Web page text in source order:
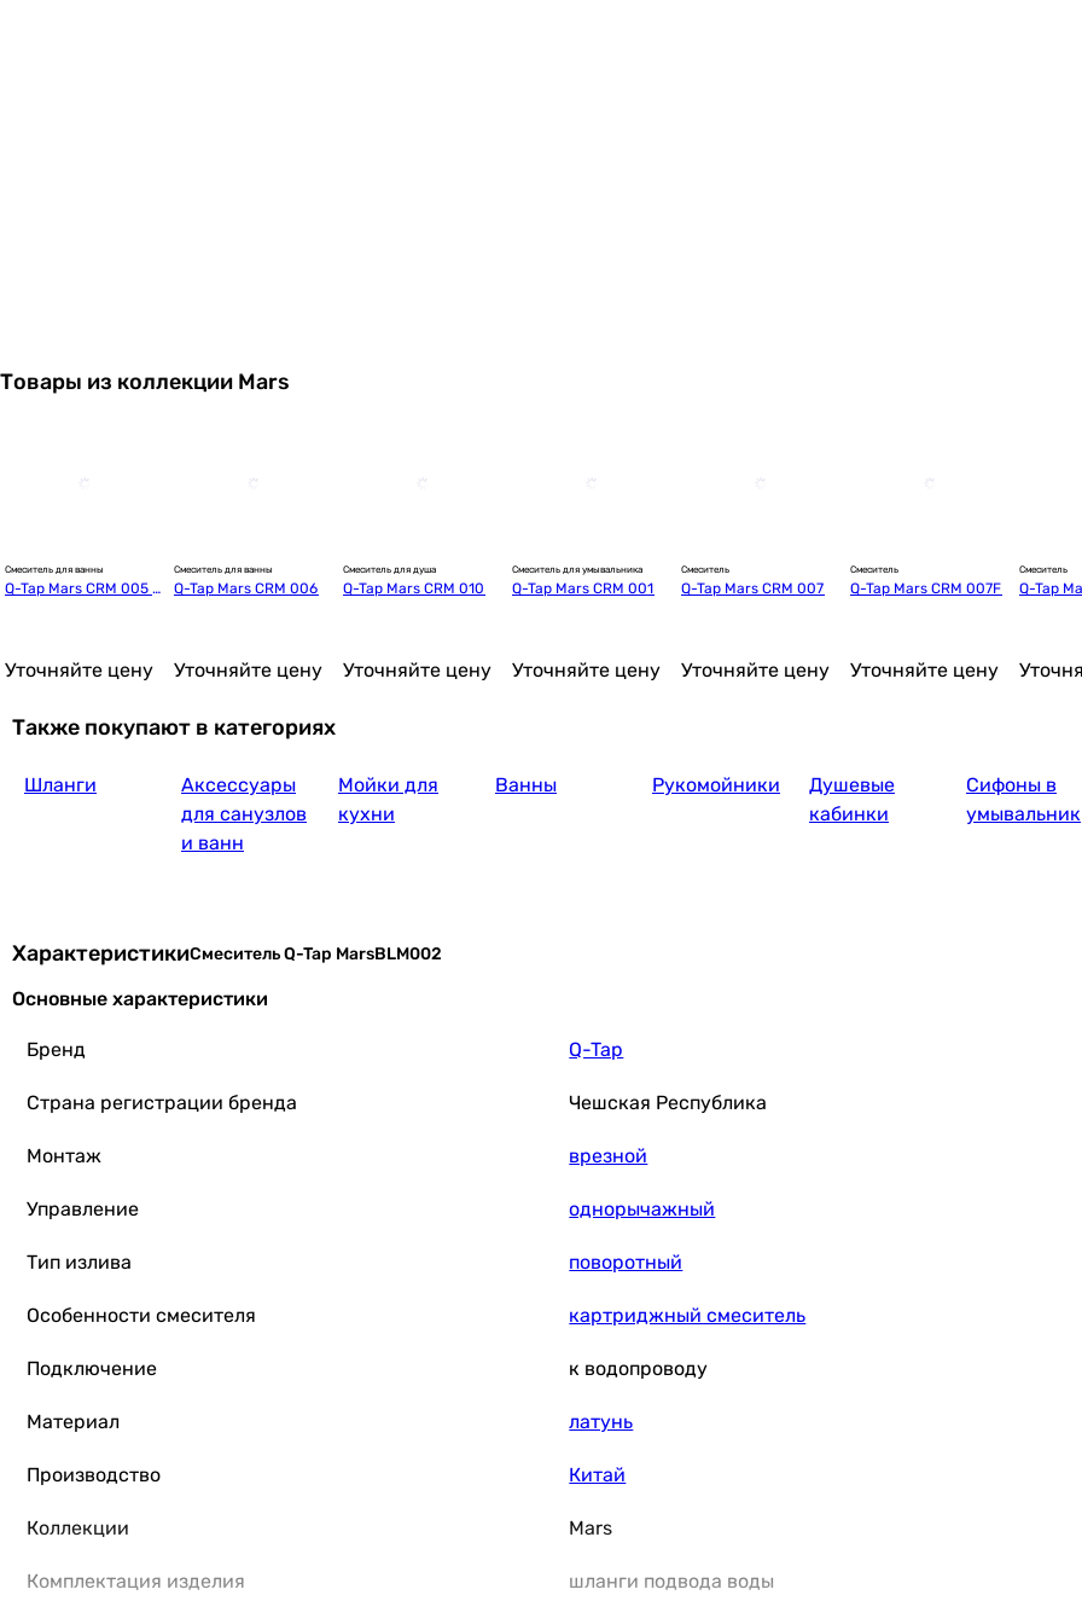
Товары из коллекции Mars
Смеситель для ванны
Q-Tap Mars CRM 005 N
Уточняйте цену
Смеситель для ванны
Q-Tap Mars CRM 006
Уточняйте цену
Смеситель для душа
Q-Tap Mars CRM 010
Уточняйте цену
Смеситель для умывальника
Q-Tap Mars CRM 001
Уточняйте цену
Смеситель
Q-Tap Mars CRM 007
Уточняйте цену
Смеситель
Q-Tap Mars CRM 007F
Уточняйте цену
Смеситель
Q-Tap
Также покупают в категориях
Шланги
Аксессуары
для санузлов
и ванн
Мойки для
кухни
Ванны Рукомойники
Душевые
кабинки
Сифоны в
умывальник
ХарактеристикиСмеситель Q-Tap MarsBLM002
Основные характеристики
Бренд Q-Tap
Страна регистрации бренда Чешская Республика
Монтаж врезной
Управление однорычажный
Тип излива поворотный
Особенности смесителя картриджный смеситель
Подключение к водопроводу
Материал латунь
Производство Китай
Коллекции Mars
Комплектация изделия шланги подвода воды